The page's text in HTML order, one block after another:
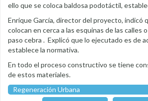
ello que se coloca baldosa podotáctil,
Enrique García, director del proyecto, indicó
colocan en cerca a las esquinas de las calles
paso cebra . Explicó que lo ejecutado es de
establece la normativa.
En todo el proceso constructivo se tiene
de estos materiales.
Regeneración Urbana